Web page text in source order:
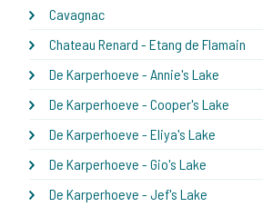
Cavagnac
Chateau Renard - Etang de Flamain
De Karperhoeve - Annie's Lake
De Karperhoeve - Cooper's Lake
De Karperhoeve - Eliya's Lake
De Karperhoeve - Gio's Lake
De Karperhoeve - Jef's Lake